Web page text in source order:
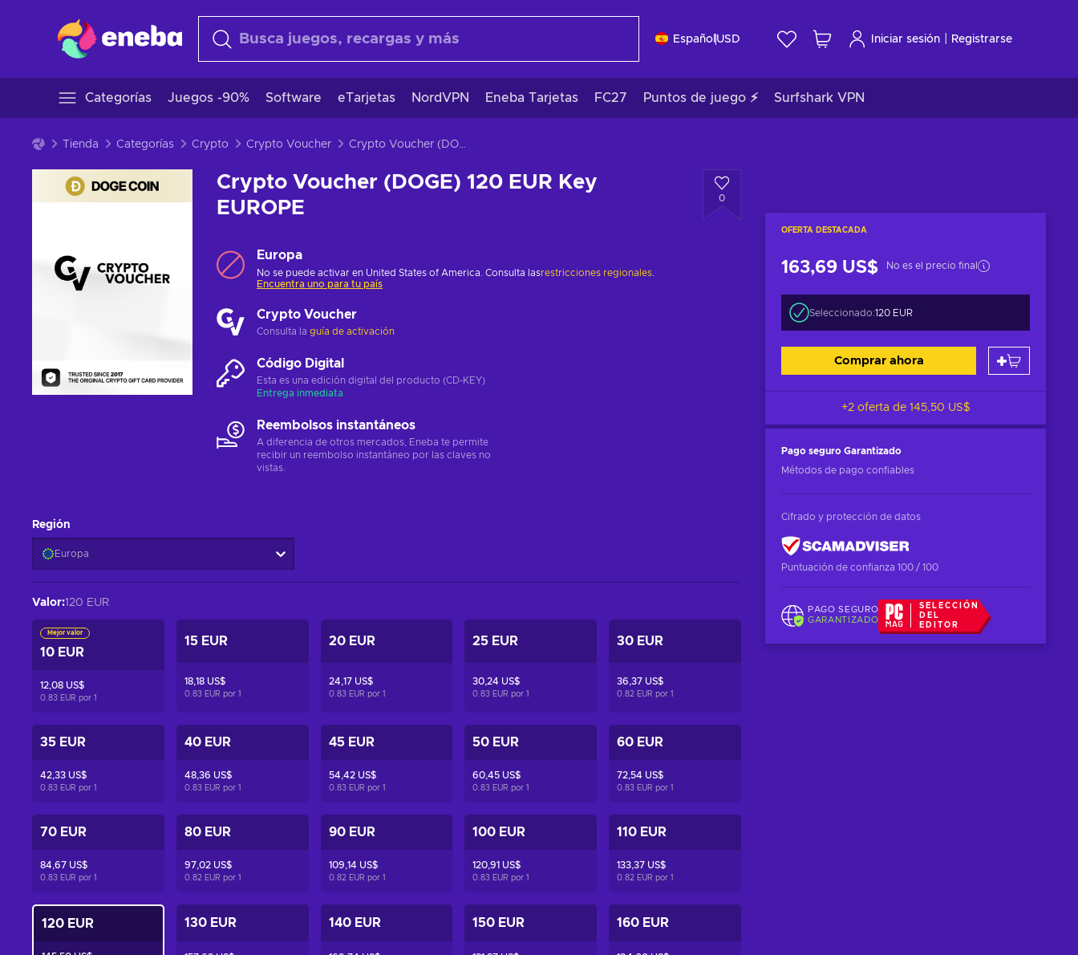
Español USD Iniciar sesión Registrarse
Categorías Juegos -90% Software eTarjetas NordVPN Eneba Tarjetas FC27 Puntos de juego ⚡ Surfshark VPN
Tienda Categorías Crypto Crypto Voucher Crypto Voucher (DOGE) 120 EUR Key EUROPE
Crypto Voucher (DOGE) 120 EUR Key
EUROPE
0
OFERTA DESTACADA
163,69 US$ No es el precio final
Seleccionado:120 EUR
Comprar ahora
+2 oferta de 145,50 US$
Pago seguro Garantizado
Métodos de pago confiables
Cifrado y protección de datos
Puntuación de confianza 100 / 100
PAGO SEGURO
GARANTIZADO
SELECCIÓN
DEL
EDITOR
Europa
No se puede activar en United States of America. Consulta lasrestricciones regionales
Encuentra uno para tu país
Crypto Voucher
Consulta la guía de activación
Código Digital
Esta es una edición digital del producto (CD-KEY)
Entrega inmediata
Reembolsos instantáneos
A diferencia de otros mercados, Eneba te permite
recibir un reembolso instantáneo por las claves no
vistas.
Región
Europa
Valor:120 EUR
Mejor valor
10 EUR
12,08 US$
0.83 EUR por 1
15 EUR
18,18 US$
0.83 EUR por 1
20 EUR
24,17 US$
0.83 EUR por 1
25 EUR
30,24 US$
0.83 EUR por1
30 EUR
36,37 US$
0.82 EUR por1
35 EUR
42,33 US$
0.83 EUR por 1
40 EUR
48,36 US$
0.83 EUR por 1
45 EUR
54,42 US$
0.83 EUR por 1
50 EUR
60,45 US$
0.83 EUR por1
60 EUR
72,54 US$
0.83 EUR por1
70 EUR
84,67 US$
0.83 EUR por 1
80 EUR
97,02 US$
0.82 EUR por 1
90 EUR
109,14 US$
0.82 EUR por 1
100 EUR
120,91 US$
0.83 EUR por1
110 EUR
133,37 US$
0.82 EUR por1
120 EUR 130 EUR 140 EUR 150 EUR 160 EUR